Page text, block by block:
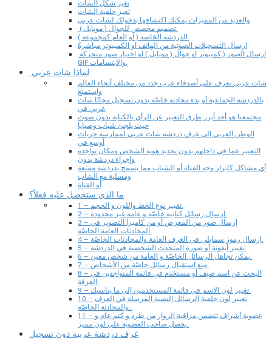
تغير شكل الشات
تغير خلفية الشات
والعديد من المميزات يمكنك اكتشافها بدخولك لشات عربي
تصميم مخصص للجوال ( موبايل ).
الدردشة الخاصة ( او العام كمجموعة ).
ارسال التسجيلات الصوتية من الهاتف او الكمبيوتر مباشرةً
GIF والابتسامات.
لماذا شات عربي
شات عربى تعرف على أصدقاء عرب جدد من مختلف أنحاء العالم
واستمتع
بالدردشة الجماعية أو بدء محادثة خاصّة بدون تسجيل مجانًا شات
عربي في
مجتمعنا هو أحد أبرز طرق التعبير عن الرأي بالكتابة بدون صوت
حيث يلجئ شباب وصبايا
الوطن العربي إلي غرف دردشة شات عربي لممارسة حريات
أوسع في
التعبير عما في داخلهم بدون تحديد هوية الشخص ومكان تواجده
وإجراء دردشة بدون
أي مشاكل كإبراز وجه الفتاة أو الشباب مما يسمح بدردشة ممتعة
ومسلية مع الشاب
أو الفتاة
ما الذي ستحصل عليه فعلاً؟
1 – تغيير نوع الخط واللون و الحجم.
2 – إرسال رسائل كتابية خاصّة و عامة غير محدودة.
3 – إرسال صور من المعرض أو من كاميرا التصوير في
المحادثات العامة الخاصّة.
4 – إرسال رموز سمايلي في الغرف العامة والمحادثات الخاصّة.
5 – تغيير أيقونة أو صورة المتحدث الشخصية في الدردشة.
6 – يمكن تجاهل الرسائل الخاصّة و العامة من شخص معين.
7 – منع استقبال رسائل خاصّة من الأشخاص.
8 – البحث عن اسم ضيف أو مستخدم في قائمة المتواجدين في
الغرفة.
9 – تغيير لون الاسم في قائمة المستخدمين إلى ما يناسبك.
10 – تغيير لون خلفية الرسائل النصية المرسلة في الغرف
والمحادثة الخاصّة..
11 – عضوية أشراف تتضمن مراقبة الزوار من طرد و كتم عام و
يحصل صاحب العضوية على لون مميز.
غرف دردشة عربية دون تسجيل